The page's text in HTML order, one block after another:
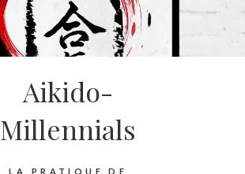
Aikido-
Millennials
LA PRATIQUE DE